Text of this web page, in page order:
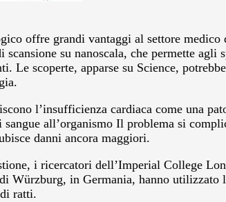
offre grandi vantaggi al settore
scansione su nanoscala, che permette
Le scoperte, apparse su Science,
l’insufficienza cardiaca come una
sangue all’organismo Il problema si
danni ancora maggiori.
i ricercatori dell’Imperial College
Würzburg, in Germania, hanno
ratti.